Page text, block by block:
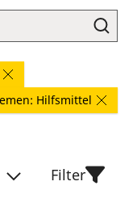
Hilfsmittel
Filter